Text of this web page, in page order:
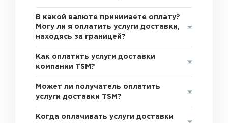
В какой валюте принимаете оплату?
Могу ли я оплатить услуги доставки,
находясь за границей?
Как оплатить услуги доставки
компании TSM?
Может ли получатель оплатить
услуги доставки TSM?
Когда оплачивать услуги доставки